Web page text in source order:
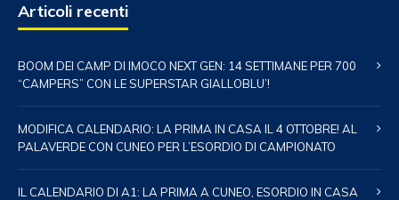
Articoli recenti
BOOM DEI CAMP DI IMOCO NEXT GEN: 14 SETTIMANE PER 700
“CAMPERS” CON LE SUPERSTAR GIALLOBLU’!
MODIFICA CALENDARIO: LA PRIMA IN CASA IL 4 OTTOBRE! AL
PALAVERDE CON CUNEO PER L’ESORDIO DI CAMPIONATO
IL CALENDARIO DI A1: LA PRIMA A CUNEO, ESORDIO IN CASA